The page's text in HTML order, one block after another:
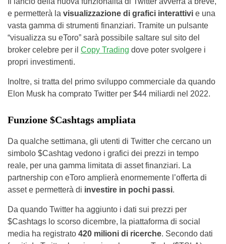
e permetterà la visualizzazione di grafici interattivi e una
vasta gamma di strumenti finanziari. Tramite un pulsante
“visualizza su eToro” sarà possibile saltare sul sito del
broker celebre per il Copy Trading dove poter svolgere i
propri investimenti.
Inoltre, si tratta del primo sviluppo commerciale da quando
Elon Musk ha comprato Twitter per $44 miliardi nel 2022.
Funzione $Cashtags ampliata
Da qualche settimana, gli utenti di Twitter che cercano un
simbolo $Cashtag vedono i grafici dei prezzi in tempo
reale, per una gamma limitata di asset finanziari. La
partnership con eToro amplierà enormemente l’offerta di
asset e permetterà di investire in pochi passi.
Da quando Twitter ha aggiunto i dati sui prezzi per
$Cashtags lo scorso dicembre, la piattaforma di social
media ha registrato 420 milioni di ricerche. Secondo dati